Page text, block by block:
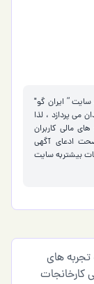
تجربه های
کارخانجات
” ایران گو"
می پردازد ، لذا
مالی کاربران
ادعای آگهی
بیشتربه سایت